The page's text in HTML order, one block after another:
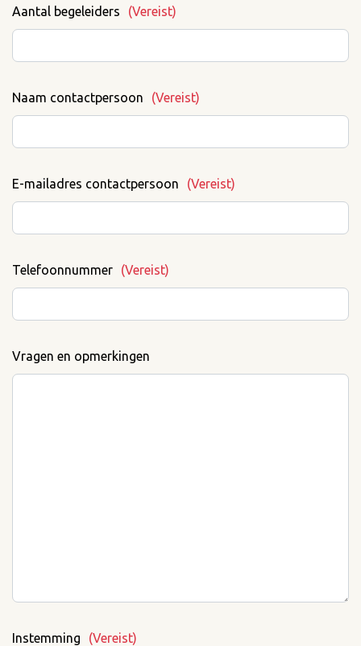
Aantal begeleiders (Vereist)
Naam contactpersoon (Vereist)
E-mailadres contactpersoon (Vereist)
Telefoonnummer (Vereist)
Vragen en opmerkingen
Instemming (Vereist)